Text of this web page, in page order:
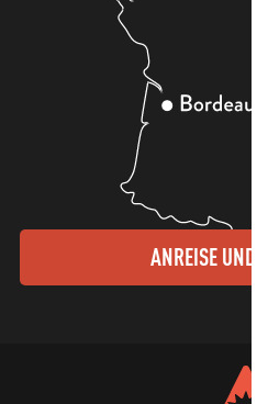
ANREISE UND